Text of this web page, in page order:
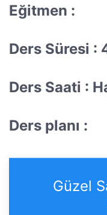
Eğitmen :
Ders Süresi :
Ders Saati :
Ders planı :
Güzel